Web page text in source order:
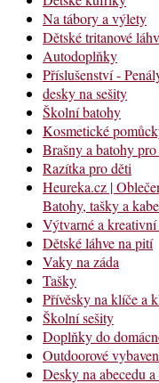
Na tábory a výlety
Dětské tritanové
Autodoplňky
Příslušenství -
desky na sešity
Školní batohy
Kosmetické
Brašny a batohy
Razítka pro děti
Heureka.cz |
Batohy, tašky a
Výtvarné a kreativní
Dětské láhve na pití
Vaky na záda
Tašky
Přívěsky na klíče a
Školní sešity
Doplňky do
Outdoorové
Desky na abecedu